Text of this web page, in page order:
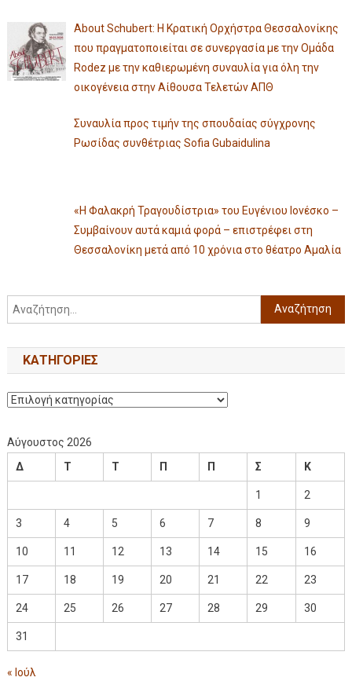
About Schubert: Η Κρατική Ορχήστρα Θεσσαλονίκης
που πραγματοποιείται σε συνεργασία με την Ομάδα
Rodez με την καθιερωμένη συναυλία για όλη την
οικογένεια στην Αίθουσα Τελετών ΑΠΘ
Συναυλία προς τιμήν της σπουδαίας σύγχρονης
Ρωσίδας συνθέτριας Sofia Gubaidulina
«Η Φαλακρή Τραγουδίστρια» του Ευγένιου Ιονέσκο –
Συμβαίνουν αυτά καμιά φορά – επιστρέφει στη
Θεσσαλονίκη μετά από 10 χρόνια στο θέατρο Αμαλία
KΑΤΗΓΟΡΊΕΣ
Αύγουστος 2026
Δ
Τ Τ Π Π Σ Κ
1 2
3 4 5 6 7 8 9
10 11 12 13 14 15 16
17 18 19 20 21 22 23
24 25 26 27 28 29 30
31
« Ιούλ